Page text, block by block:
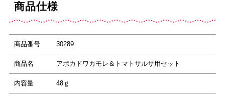
商品仕様
商品番号 30289
商品名 アボカドワカモレ＆トマトサルサ用セット
内容量 48ｇ